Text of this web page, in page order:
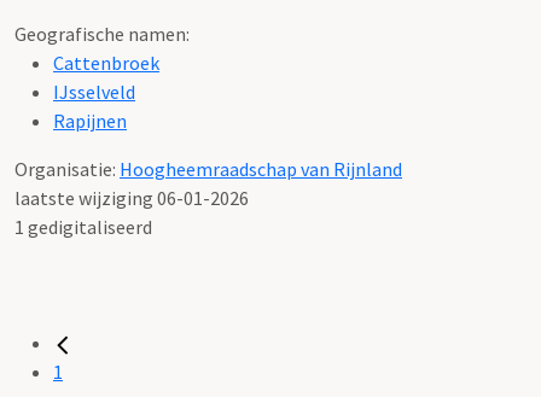
Geografische namen:
Cattenbroek
IJsselveld
Rapijnen
Organisatie: Hoogheemraadschap van Rijnland
laatste wijziging 06-01-2026
1 gedigitaliseerd
1